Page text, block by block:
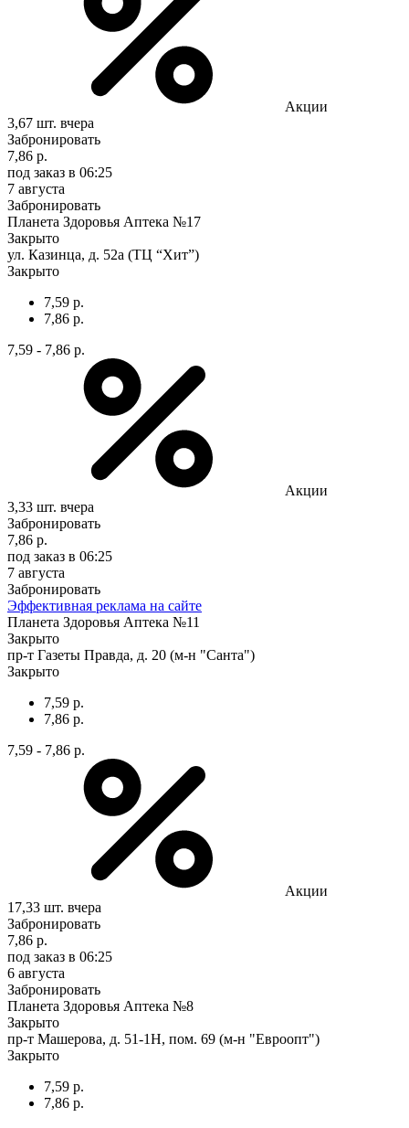
Акции
3,67 шт. вчера
Забронировать
7,86 р.
под заказ в 06:25
7 августа
Забронировать
Планета Здоровья Аптека №17
Закрыто
ул. Казинца, д. 52а (ТЦ “Хит”)
Закрыто
7,59 р.
7,86 р.
7,59 - 7,86 р.
Акции
3,33 шт. вчера
Забронировать
7,86 р.
под заказ в 06:25
7 августа
Забронировать
Эффективная реклама на сайте
Планета Здоровья Аптека №11
Закрыто
пр-т Газеты Правда, д. 20 (м-н "Санта")
Закрыто
7,59 р.
7,86 р.
7,59 - 7,86 р.
Акции
17,33 шт. вчера
Забронировать
7,86 р.
под заказ в 06:25
6 августа
Забронировать
Планета Здоровья Аптека №8
Закрыто
пр-т Машерова, д. 51-1Н, пом. 69 (м-н "Евроопт")
Закрыто
7,59 р.
7,86 р.